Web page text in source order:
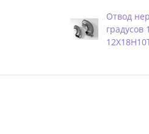
Отвод
градусов